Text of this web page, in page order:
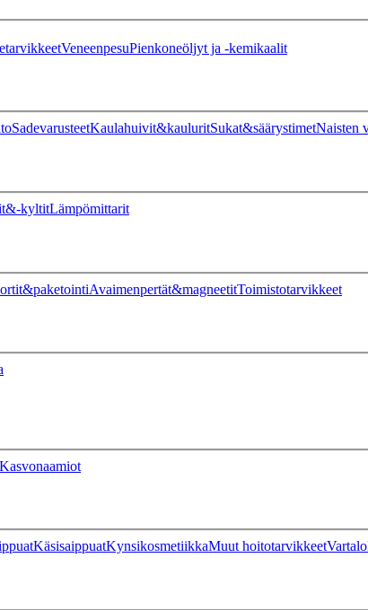
VeneenpesuPienkoneöljyt ja -kemikaalit
SadevarusteetKaulahuivit&kauluritSukat&säärystimetNaisten
kyltitLämpömittarit
Avaimenpertät&magneetitToimistotarvikkeet
Kasvonaamiot
KäsisaippuatKynsikosmetiikkaMuut hoitotarvikkeet